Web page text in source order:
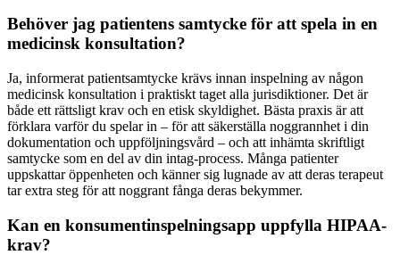
Behöver jag patientens samtycke för att spela in en
medicinsk konsultation?
Ja, informerat patientsamtycke krävs innan inspelning av någon
medicinsk konsultation i praktiskt taget alla jurisdiktioner. Det är
både ett rättsligt krav och en etisk skyldighet. Bästa praxis är att
förklara varför du spelar in – för att säkerställa noggrannhet i din
dokumentation och uppföljningsvård – och att inhämta skriftligt
samtycke som en del av din intag-process. Många patienter
uppskattar öppenheten och känner sig lugnade av att deras terapeut
tar extra steg för att noggrant fånga deras bekymmer.
Kan en konsumentinspelningsapp uppfylla HIPAA-
krav?